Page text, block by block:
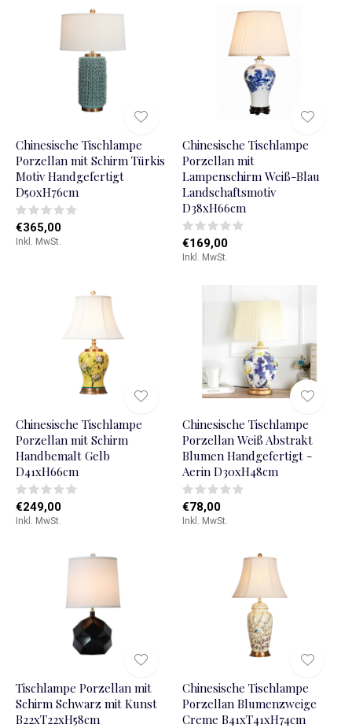
Chinesische Tischlampe
Porzellan mit Schirm Türkis
Motiv Handgefertigt
D50xH76cm
€365,00
Inkl. MwSt.
Chinesische Tischlampe
Porzellan mit
Lampenschirm Weiß-Blau
Landschaftsmotiv
D38xH66cm
€169,00
Inkl. MwSt.
Chinesische Tischlampe
Porzellan mit Schirm
Handbemalt Gelb
D41xH66cm
€249,00
Inkl. MwSt.
Chinesische Tischlampe
Porzellan Weiß Abstrakt
Blumen Handgefertigt -
Aerin D30xH48cm
€78,00
Inkl. MwSt.
Tischlampe Porzellan mit
Schirm Schwarz mit Kunst
B22xT22xH58cm
Chinesische Tischlampe
Porzellan Blumenzweige
Creme B41xT41xH74cm